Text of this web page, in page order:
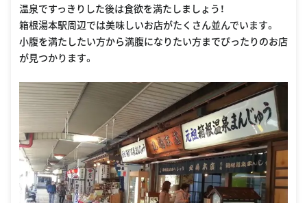
温泉ですっきりした後は食欲を満たしましょう！
箱根湯本駅周辺では美味しいお店がたくさん並んでいます。
小腹を満たしたい方から満腹になりたい方までぴったりのお店
が見つかります。